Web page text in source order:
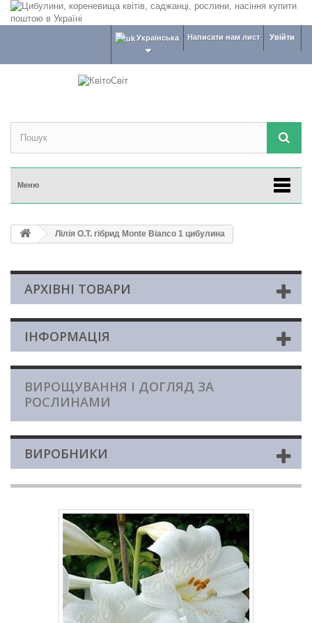
Увійти
Написати нам лист
Українська
Меню
Лілія О.Т. гібрид Monte Bianco 1 цибулина
АРХІВНІ ТОВАРИ
ІНФОРМАЦІЯ
ВИРОЩУВАННЯ І ДОГЛЯД ЗА
РОСЛИНАМИ
ВИРОБНИКИ